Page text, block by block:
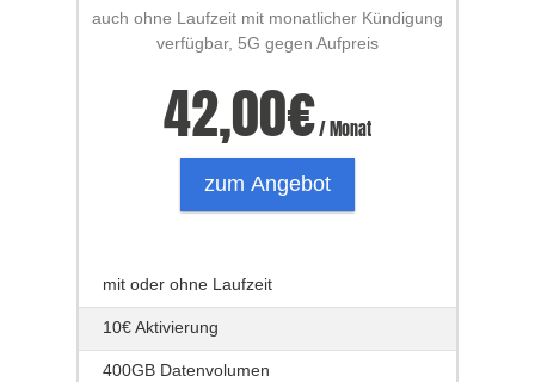
auch ohne Laufzeit mit monatlicher Kündigung
verfügbar, 5G gegen Aufpreis
42,00€/ Monat
zum Angebot
mit oder ohne Laufzeit
10€ Aktivierung
400GB Datenvolumen